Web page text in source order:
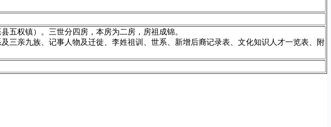
五权镇）。三世分四房，本房为二房，房祖成锦。
三亲九族、记事人物及迁徙、李姓祖训、世系、新增后裔记录表、文化知识人才一览表、附